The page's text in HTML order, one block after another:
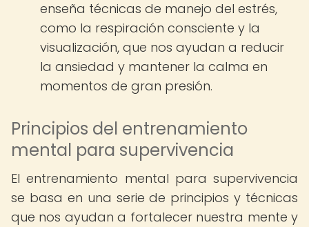
enseña técnicas de manejo del estrés,
como la respiración consciente y la
visualización, que nos ayudan a reducir
la ansiedad y mantener la calma en
momentos de gran presión.
Principios del entrenamiento
mental para supervivencia
El entrenamiento mental para supervivencia
se basa en una serie de principios y técnicas
que nos ayudan a fortalecer nuestra mente y